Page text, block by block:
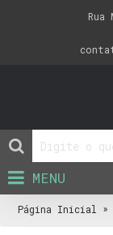
Rua
MENU
Página Inicial »